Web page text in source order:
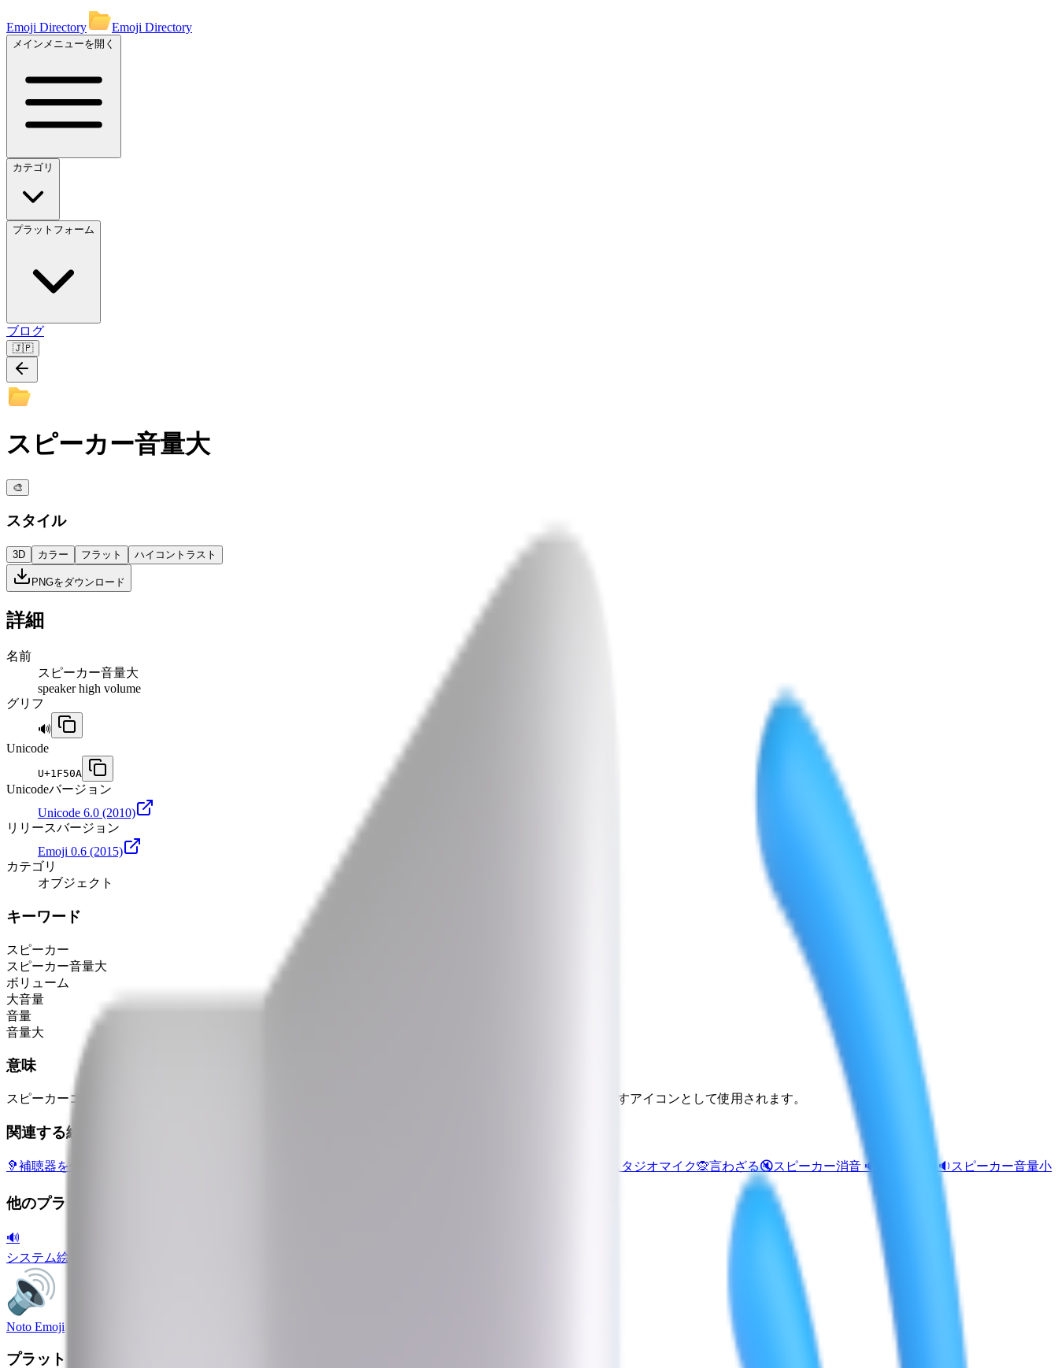
Emoji Directory Emoji Directory
メインメニューを開く
カテゴリ
プラットフォーム
ブログ
🇯🇵
スピーカー音量大
🎨
スタイル
3D カラー フラット ハイコントラスト
PNGをダウンロード
詳細
名前
スピーカー音量大
speaker high volume
グリフ
🔊
Unicode
U+1F50A
Unicodeバージョン
Unicode 6.0 (2010)
リリースバージョン
Emoji 0.6 (2015)
カテゴリ
オブジェクト
キーワード
スピーカー
スピーカー音量大
ボリューム
大音量
音量
音量大
意味
スピーカーコーンが3つの音波と共に表示されており、一般的に電話やコンピュータの音量を上げることを示すアイコンとして使用されます。
関連する絵文字
🦻補聴器を付けた耳 スタジオマイク🙊言わざる🔇スピーカー消音🔈 🔉スピーカー音量小
他のプラットフォーム
🔊
システム絵文字
Noto Emoji
プラットフォーム